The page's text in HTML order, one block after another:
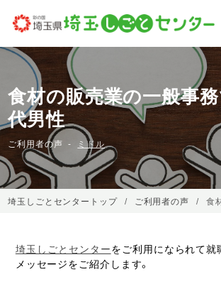
食材の販売業の一般事務
代男性
ご利用者の声 ミドル
埼玉しごとセンタートップ ご利用者の声 食
埼玉しごとセンターをご利用になられて
メッセージをご紹介します。